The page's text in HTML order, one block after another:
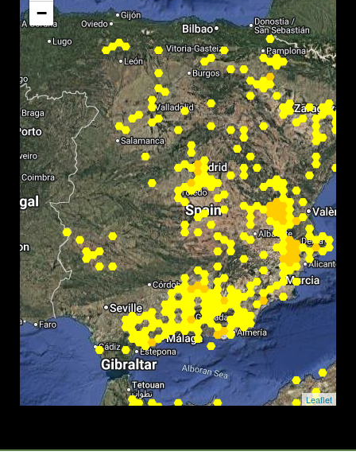
−
Leaflet